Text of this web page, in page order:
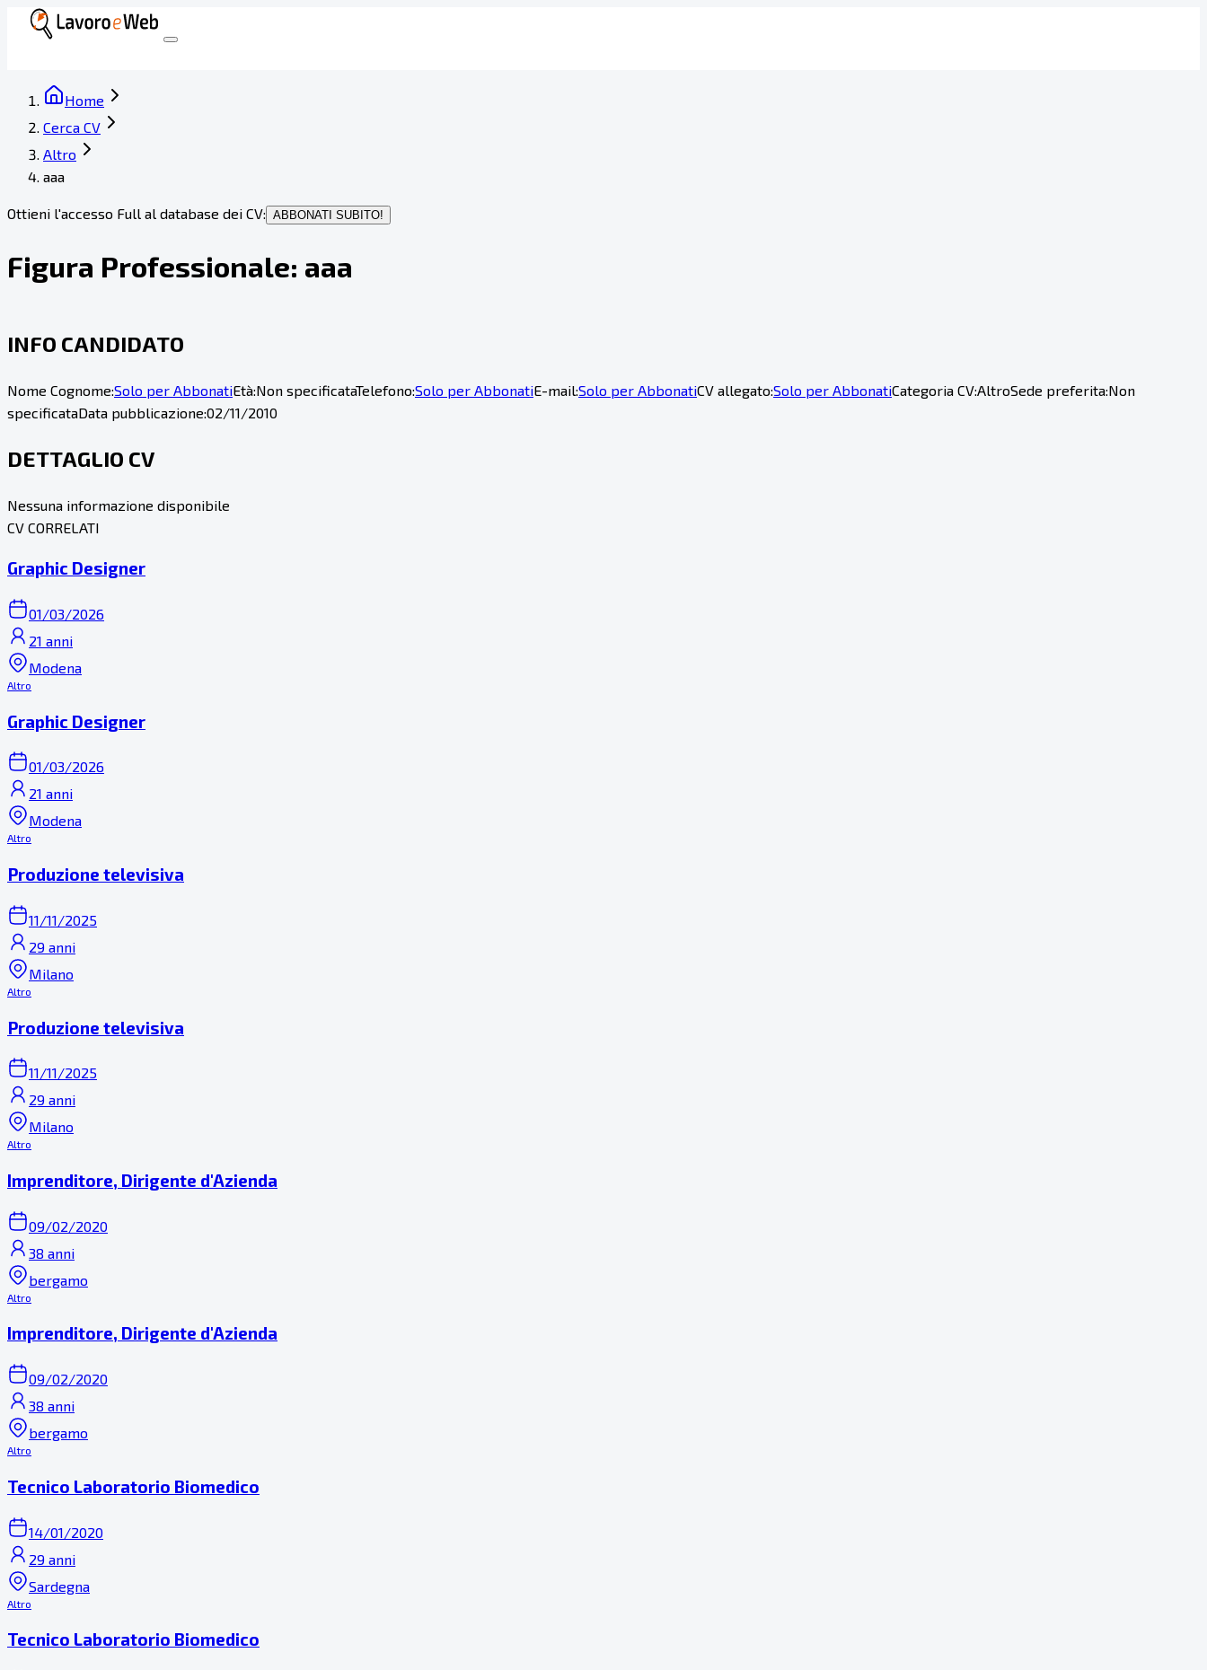
Home
Cerca CV
Altro
aaa
Ottieni l'accesso Full al database dei CV: ABBONATI SUBITO!
Figura Professionale: aaa
INFO CANDIDATO
Nome Cognome:Solo per AbbonatiEtà:Non specificataTelefono:Solo per AbbonatiE-mail:Solo per AbbonatiCV allegato:Solo per AbbonatiCategoria CV:AltroSede preferita:Non
specificataData pubblicazione:02/11/2010
DETTAGLIO CV
Nessuna informazione disponibile
CV CORRELATI
Graphic Designer
01/03/2026
21 anni
Modena
Altro
Graphic Designer
01/03/2026
21 anni
Modena
Altro
Produzione televisiva
11/11/2025
29 anni
Milano
Altro
Produzione televisiva
11/11/2025
29 anni
Milano
Altro
Imprenditore, Dirigente d'Azienda
09/02/2020
38 anni
bergamo
Altro
Imprenditore, Dirigente d'Azienda
09/02/2020
38 anni
bergamo
Altro
Tecnico Laboratorio Biomedico
14/01/2020
29 anni
Sardegna
Altro
Tecnico Laboratorio Biomedico